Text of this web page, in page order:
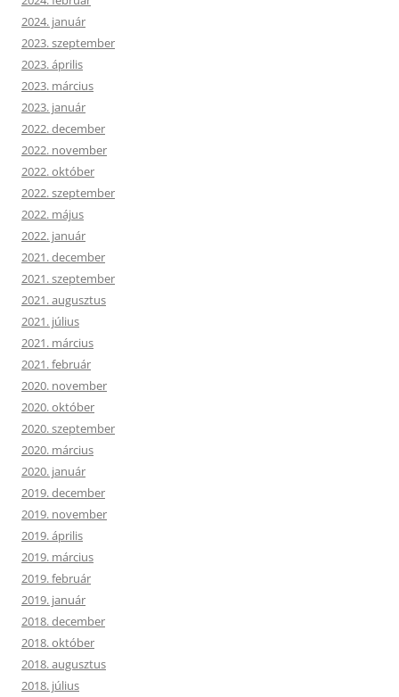
2024. január
2023. szeptember
2023. április
2023. március
2023. január
2022. december
2022. november
2022. október
2022. szeptember
2022. május
2022. január
2021. december
2021. szeptember
2021. augusztus
2021. július
2021. március
2021. február
2020. november
2020. október
2020. szeptember
2020. március
2020. január
2019. december
2019. november
2019. április
2019. március
2019. február
2019. január
2018. december
2018. október
2018. augusztus
2018. július